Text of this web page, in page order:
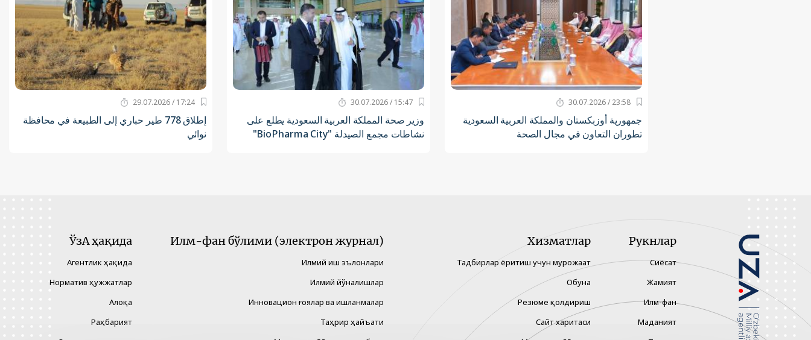
23:58 / 30.07.2026
جمهورية أوزبكستان والمملكة العربية السعودية
تطوران التعاون في مجال الصحة
15:47 / 30.07.2026
وزير صحة المملكة العربية السعودية يطلع على
نشاطات مجمع الصيدلة "BioPharma City"
17:24 / 29.07.2026
إطلاق 778 طير حباري إلى الطبيعة في محافظة
نوائي
Рукнлар
Сиёсат
Жамият
Илм-фан
Маданият
Хизматлар
Тадбирлар ёритиш учун мурожаат
Обуна
Резюме қолдириш
Сайт харитаси
Илм-фан бўлими (электрон журнал)
Илмий иш эълонлари
Илмий йўналишлар
Инновацион ғоялар ва ишланмалар
Таҳрир ҳайъати
ЎзА ҳақида
Агентлик ҳақида
Норматив ҳужжатлар
Алоқа
Раҳбарият